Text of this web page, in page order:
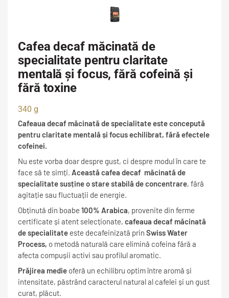
Cafea decaf măcinată de
specialitate pentru claritate
mentală și focus, fără cofeină și
fără toxine
340 g
Cafeaua decaf măcinată de specialitateeste concepută
pentru claritate mentală și focus echilibrat, fără efectele
cofeinei.
Nu este vorba doar despre gust, ci despre modul în care te
face să te simți. Această cafea decaf măcinată de
specialitatesusține o stare stabilă de concentrare, fără
agitație sau fluctuații de energie.
Obținută din boabe 100% Arabica, provenite din ferme
certificate și atent selecționate, cafeaua decaf măcinată
de specialitate este decafeinizată prin Swiss Water
Process, o metodă naturală care elimină cofeina fără a
afecta compușii activi sau profilul aromatic.
Prăjirea medie oferă un echilibru optim între aromă și
intensitate, păstrând caracterul natural al cafelei și un gust
curat, plăcut.